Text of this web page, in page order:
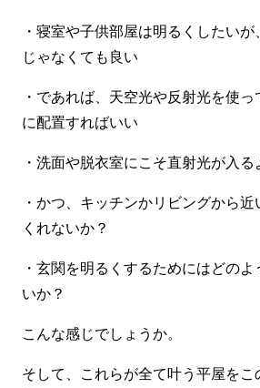
・寝室や子供部屋は明るくしたい
じゃなくても良い
・であれば、天空光や反射光を使
に配置すればいい
・洗面や脱衣室にこそ直射光が入る
・かつ、キッチンかリビングから
くれないか？
・玄関を明るくするためにはどの
いか？
こんな感じでしょうか。
そして、これらが全て叶う平屋をこ